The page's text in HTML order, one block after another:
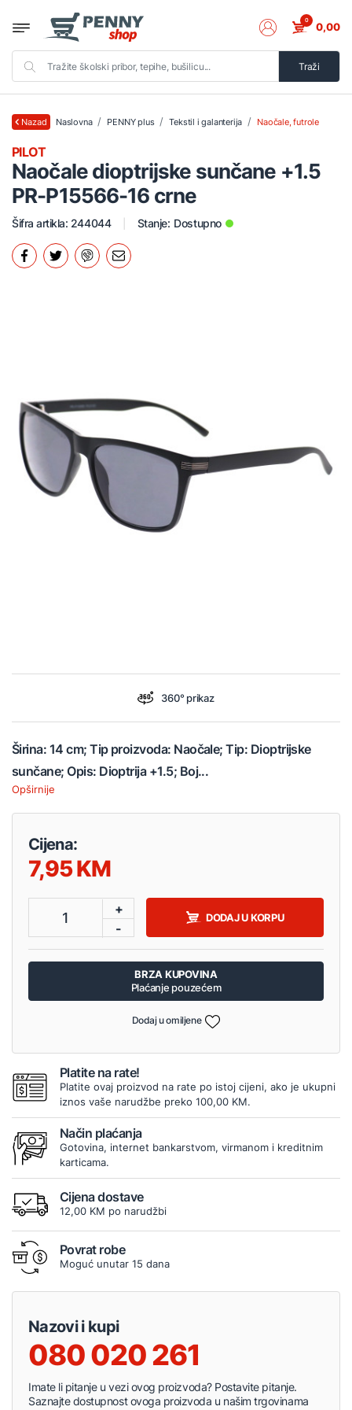
Traži
0 0,00
Nazad Naslovna PENNY plus Tekstil i galanterija Naočale, futrole
Naočale dioptrijske sunčane +1.5
PR-P15566-16 crne
PILOT
Šifra artikla: 244044 Stanje: Dostupno
360° prikaz
Širina: 14 cm; Tip proizvoda: Naočale; Tip: Dioptrijske
sunčane; Opis: Dioptrija +1.5; Boj...
Opširnije
Cijena:
7,95
1
+
-
DODAJ U KORPU
BRZA KUPOVINA
Plaćanje pouzećem
Dodaj u omiljene
Platite na rate!
Platite ovaj proizvod na rate po istoj cijeni, ako je ukupni
iznos vaše narudžbe preko 100,00 KM.
Način plaćanja
Gotovina, internet bankarstvom, virmanom i kreditnim
karticama.
Cijena dostave
12,00 KM po narudžbi
Povrat robe
Moguć unutar 15 dana
Nazovi i kupi
080 020 261
Imate li pitanje u vezi ovog proizvoda? Postavite pitanje.
Saznajte dostupnost ovoga proizvoda u našim trgovinama